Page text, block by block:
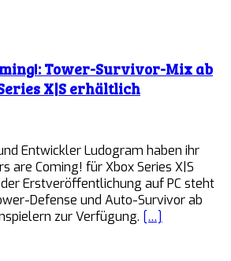
Tower-Survivor-Mix ab
X|S erhältlich
Entwickler Ludogram haben ihr
are Coming! für Xbox Series X|S
Erstveröffentlichung auf PC steht
Defense und Auto-Survivor ab
zur Verfügung. […]